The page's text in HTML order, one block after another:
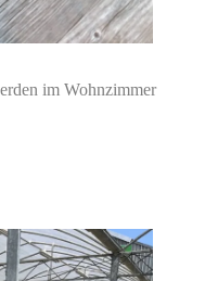
im Wohnzimmer